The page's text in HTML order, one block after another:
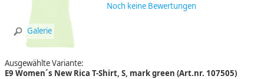
Galerie
Noch keine Bewertungen
Ausgewählte Variante:
E9 Women´s New Rica T-Shirt, S, mark green (Art.nr. 107505)